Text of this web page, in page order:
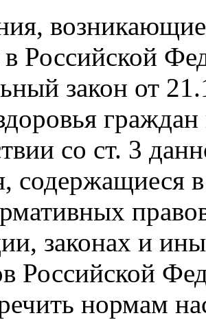
Российской
закон от
со ст. 3
содержащиеся
законах и
Российской
нормам